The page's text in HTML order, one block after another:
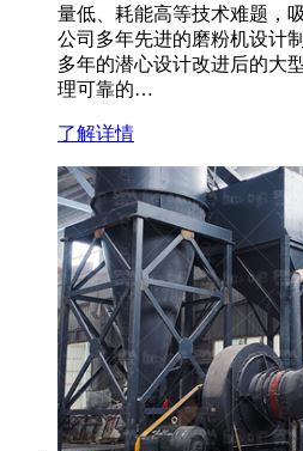
量低、耗能高等技术难题，
公司多年先进的磨粉机设计
多年的潜心设计改进后的大
理可靠的…
了解详情